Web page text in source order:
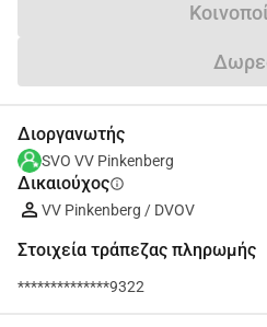
Διοργανωτής
SVO VV Pinkenberg
Δικαιούχοςinfo
VV Pinkenberg / DVOV
Στοιχεία τράπεζας πληρωμής
**************9322